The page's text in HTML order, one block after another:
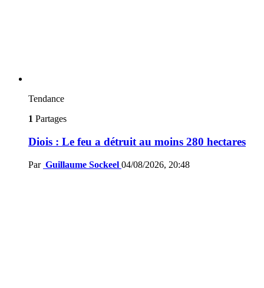
Tendance
1 Partages
Diois : Le feu a détruit au moins 280 hectares
Par Guillaume Sockeel 04/08/2026, 20:48